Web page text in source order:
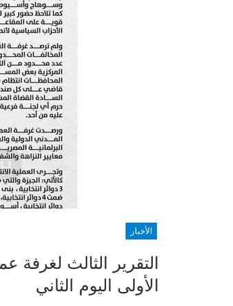
الأخبار
التقرير الثالث
الأولى اليوم الثاني